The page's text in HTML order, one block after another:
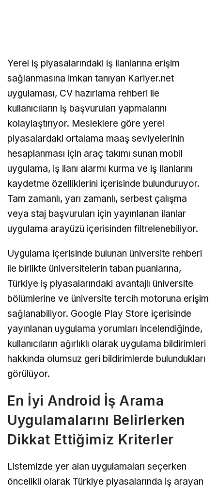
Yerel iş piyasalarındaki iş ilanlarına erişim
sağlanmasına imkan tanıyan Kariyer.net
uygulaması, CV hazırlama rehberi ile
kullanıcıların iş başvuruları yapmalarını
kolaylaştırıyor. Mesleklere göre yerel
piyasalardaki ortalama maaş seviyelerinin
hesaplanması için araç takımı sunan mobil
uygulama, iş ilanı alarmı kurma ve iş ilanlarını
kaydetme özelliklerini içerisinde bulunduruyor.
Tam zamanlı, yarı zamanlı, serbest çalışma
veya staj başvuruları için yayınlanan ilanlar
uygulama arayüzü içerisinden filtrelenebiliyor.
Uygulama içerisinde bulunan üniversite rehberi
ile birlikte üniversitelerin taban puanlarına,
Türkiye iş piyasalarındaki avantajlı üniversite
bölümlerine ve üniversite tercih motoruna erişim
sağlanabiliyor. Google Play Store içerisinde
yayınlanan uygulama yorumları incelendiğinde,
kullanıcıların ağırlıklı olarak uygulama bildirimleri
hakkında olumsuz geri bildirimlerde bulundukları
görülüyor.
En İyi Android İş Arama
Uygulamalarını Belirlerken
Dikkat Ettiğimiz Kriterler
Listemizde yer alan uygulamaları seçerken
öncelikli olarak Türkiye piyasalarında iş arayan